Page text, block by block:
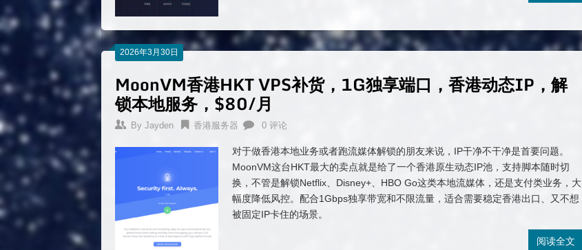
2026年3月30日
MoonVM香港HKT VPS补货，1G独享端口，香港动态IP，解
锁本地服务，$80/月
By Jayden 香港服务器 0 评论
对于做香港本地业务或者跑流媒体解锁的朋友来说，IP干净不干净是首要问题。
MoonVM这台HKT最大的卖点就是给了一个香港原生动态IP池，支持脚本随时切
换，不管是解锁Netflix、Disney+、HBO Go这类本地流媒体，还是支付类业务，大
幅度降低风控。配合1Gbps独享带宽和不限流量，适合需要稳定香港出口、又不想
被固定IP卡住的场景。
阅读全文